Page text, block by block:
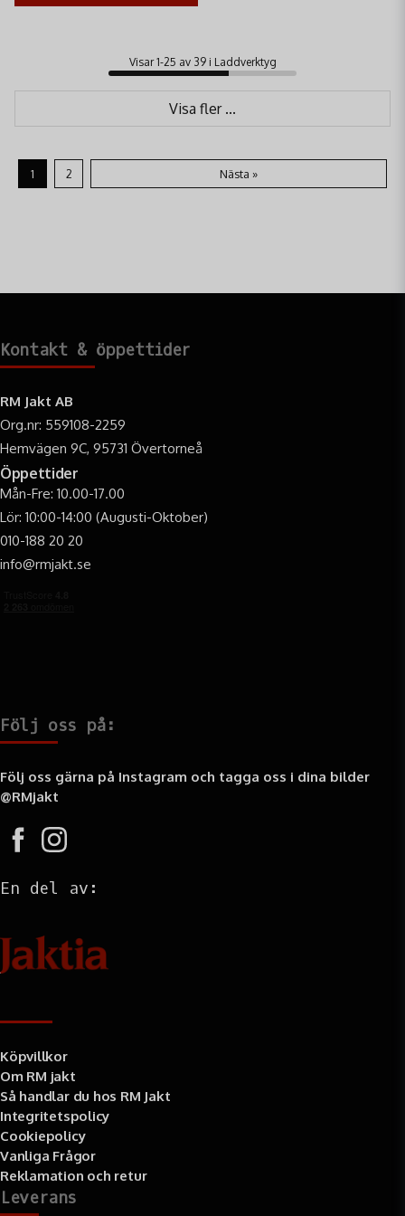
Visar 1-25 av 39 i Laddverktyg
Visa fler ...
1 2 Nästa »
Kontakt & öppettider
RM Jakt AB
Org.nr: 559108-2259
Hemvägen 9C, 95731 Övertorneå
Öppettider
Mån-Fre: 10.00-17.00
Lör: 10:00-14:00 (Augusti-Oktober)
010-188 20 20
info@rmjakt.se
Följ oss på:
Följ oss gärna på Instagram och tagga oss i dina bilder
@RMjakt
En del av:
Köpvillkor
Om RM jakt
Så handlar du hos RM Jakt
Integritetspolicy
Cookiepolicy
Vanliga Frågor
Reklamation och retur
Leverans